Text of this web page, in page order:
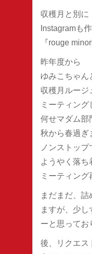
収穫月と別に
Instagramも
『rouge
昨年度から
ゆみこちゃん
収穫月ルージ
ミーティング
何せマダム部
秋から春過ぎ
ノンストップ
ようやく落ち
ミーティング
まだまだ、詰
ますが、少
ーと思ってお
後、リクエス